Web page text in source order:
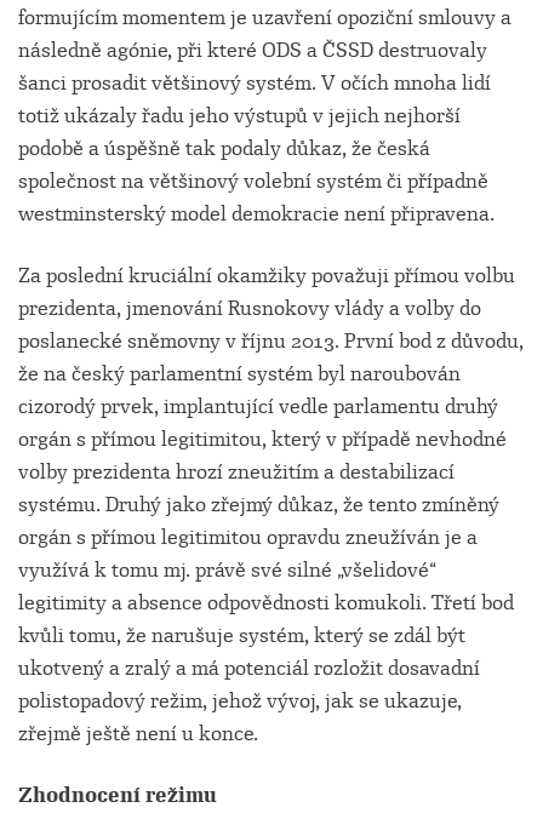
formujícím momentem je uzavření opoziční smlouvy a
následně agónie, při které ODS a ČSSD destruovaly
šanci prosadit většinový systém. V očích mnoha lidí
totiž ukázaly řadu jeho výstupů v jejich nejhorší
podobě a úspěšně tak podaly důkaz, že česká
společnost na většinový volební systém či případně
westminsterský model demokracie není připravena.
Za poslední kruciální okamžiky považuji přímou volbu
prezidenta, jmenování Rusnokovy vlády a volby do
poslanecké sněmovny v říjnu 2013. První bod z důvodu,
že na český parlamentní systém byl naroubován
cizorodý prvek, implantující vedle parlamentu druhý
orgán s přímou legitimitou, který v případě nevhodné
volby prezidenta hrozí zneužitím a destabilizací
systému. Druhý jako zřejmý důkaz, že tento zmíněný
orgán s přímou legitimitou opravdu zneužíván je a
využívá k tomu mj. právě své silné „všelidové“
legitimity a absence odpovědnosti komukoli. Třetí bod
kvůli tomu, že narušuje systém, který se zdál být
ukotvený a zralý a má potenciál rozložit dosavadní
polistopadový režim, jehož vývoj, jak se ukazuje,
zřejmě ještě není u konce.
Zhodnocení režimu